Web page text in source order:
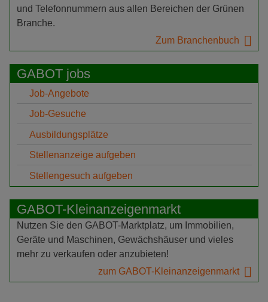
und Telefonnummern aus allen Bereichen der Grünen
Branche.
Zum Branchenbuch
GABOT jobs
Job-Angebote
Job-Gesuche
Ausbildungsplätze
Stellenanzeige aufgeben
Stellengesuch aufgeben
GABOT-Kleinanzeigenmarkt
Nutzen Sie den GABOT-Marktplatz, um Immobilien,
Geräte und Maschinen, Gewächshäuser und vieles
mehr zu verkaufen oder anzubieten!
zum GABOT-Kleinanzeigenmarkt